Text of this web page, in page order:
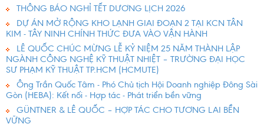
THÔNG BÁO NGHỈ TẾT DƯƠNG LỊCH 2026
DỰ ÁN MỞ RỘNG KHO LẠNH GIAI ĐOẠN 2 TẠI KCN TÂN
KIM - TÂY NINH CHÍNH THỨC ĐƯA VÀO VẬN HÀNH
LÊ QUỐC CHÚC MỪNG LỄ KỶ NIỆM 25 NĂM THÀNH LẬP
NGÀNH CÔNG NGHỆ KỸ THUẬT NHIỆT – TRƯỜNG ĐẠI HỌC
SƯ PHẠM KỸ THUẬT TP.HCM (HCMUTE)
Ông Trần Quốc Tâm - Phó Chủ tịch Hội Doanh nghiệp Đông Sài
Gòn (HEBA): Kết nối - Hợp tác - Phát triển bền vững
GÜNTNER & LÊ QUỐC – HỢP TÁC CHO TƯƠNG LAI BỀN
VỮNG